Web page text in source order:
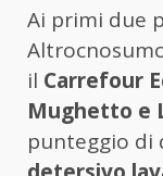
Ai primi due
il Carrefour
Mughetto e
punteggio di